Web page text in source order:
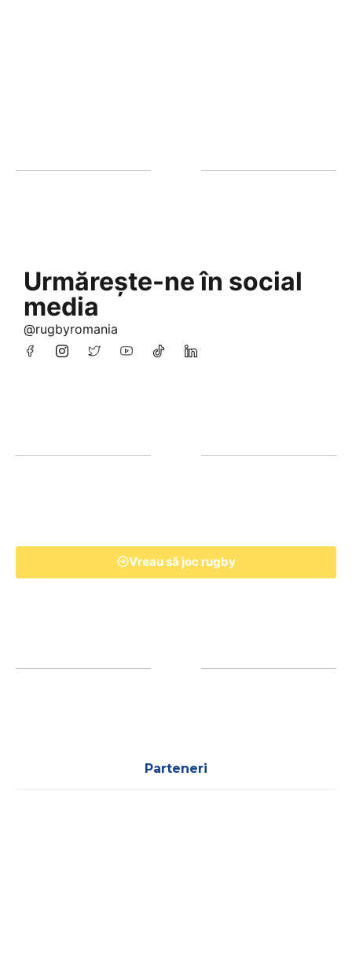
Urmărește-ne în social
media
@rugbyromania
Vreau să joc rugby
Parteneri